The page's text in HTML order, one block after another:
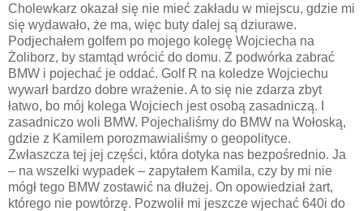
Cholewkarz okazał się nie mieć zakładu w miejscu, gdzie mi
się wydawało, że ma, więc buty dalej są dziurawe.
Podjechałem golfem po mojego kolegę Wojciecha na
Żoliborz, by stamtąd wrócić do domu. Z podwórka zabrać
BMW i pojechać je oddać. Golf R na koledze Wojciechu
wywarł bardzo dobre wrażenie. A to się nie zdarza zbyt
łatwo, bo mój kolega Wojciech jest osobą zasadniczą. I
zasadniczo woli BMW. Pojechaliśmy do BMW na Wołoską,
gdzie z Kamilem porozmawialiśmy o geopolityce.
Zwłaszcza tej jej części, która dotyka nas bezpośrednio. Ja
– na wszelki wypadek – zapytałem Kamila, czy by mi nie
mógł tego BMW zostawić na dłużej. On opowiedział żart,
którego nie powtórzę. Pozwolił mi jeszcze wjechać 640i do